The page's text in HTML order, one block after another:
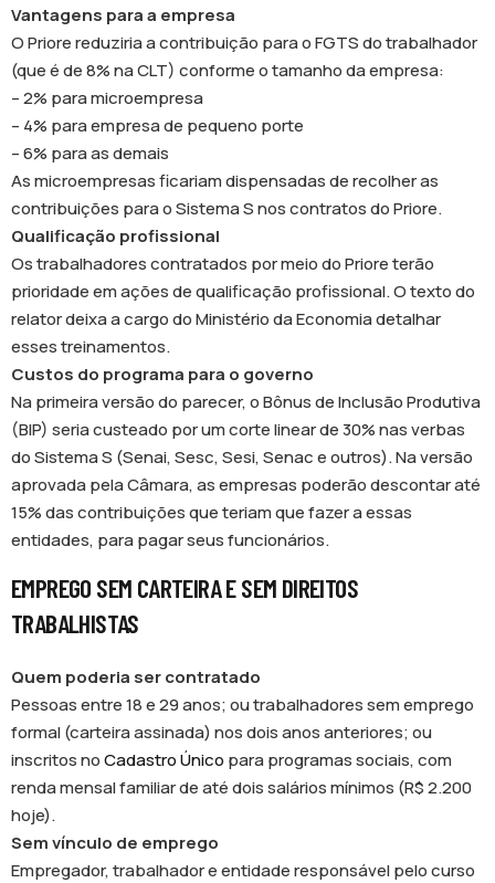
Vantagens para a empresa
O Priore reduziria a contribuição para o FGTS do trabalhador
(que é de 8% na CLT) conforme o tamanho da empresa:
– 2% para microempresa
– 4% para empresa de pequeno porte
– 6% para as demais
As microempresas ficariam dispensadas de recolher as
contribuições para o Sistema S nos contratos do Priore.
Qualificação profissional
Os trabalhadores contratados por meio do Priore terão
prioridade em ações de qualificação profissional. O texto do
relator deixa a cargo do Ministério da Economia detalhar
esses treinamentos.
Custos do programa para o governo
Na primeira versão do parecer, o Bônus de Inclusão Produtiva
(BIP) seria custeado por um corte linear de 30% nas verbas
do Sistema S (Senai, Sesc, Sesi, Senac e outros). Na versão
aprovada pela Câmara, as empresas poderão descontar até
15% das contribuições que teriam que fazer a essas
entidades, para pagar seus funcionários.
EMPREGO SEM CARTEIRA E SEM DIREITOS
TRABALHISTAS
Quem poderia ser contratado
Pessoas entre 18 e 29 anos; ou trabalhadores sem emprego
formal (carteira assinada) nos dois anos anteriores; ou
inscritos noCadastro Único para programas sociais, com
renda mensal familiar de até dois salários mínimos (R$ 2.200
hoje).
Sem vínculo de emprego
Empregador, trabalhador e entidade responsável pelo curso